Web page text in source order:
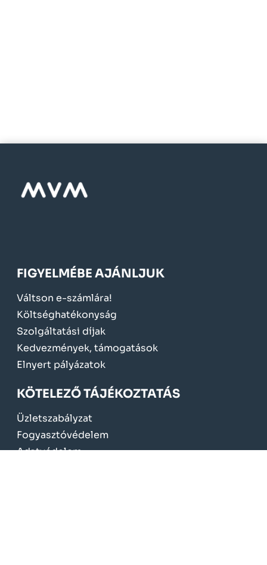
FIGYELMÉBE AJÁNLJUK
Váltson e-számlára!
Költséghatékonyság
Szolgáltatási díjak
Kedvezmények, támogatások
Elnyert pályázatok
KÖTELEZŐ TÁJÉKOZTATÁS
Üzletszabályzat
Fogyasztóvédelem
Adatvédelem